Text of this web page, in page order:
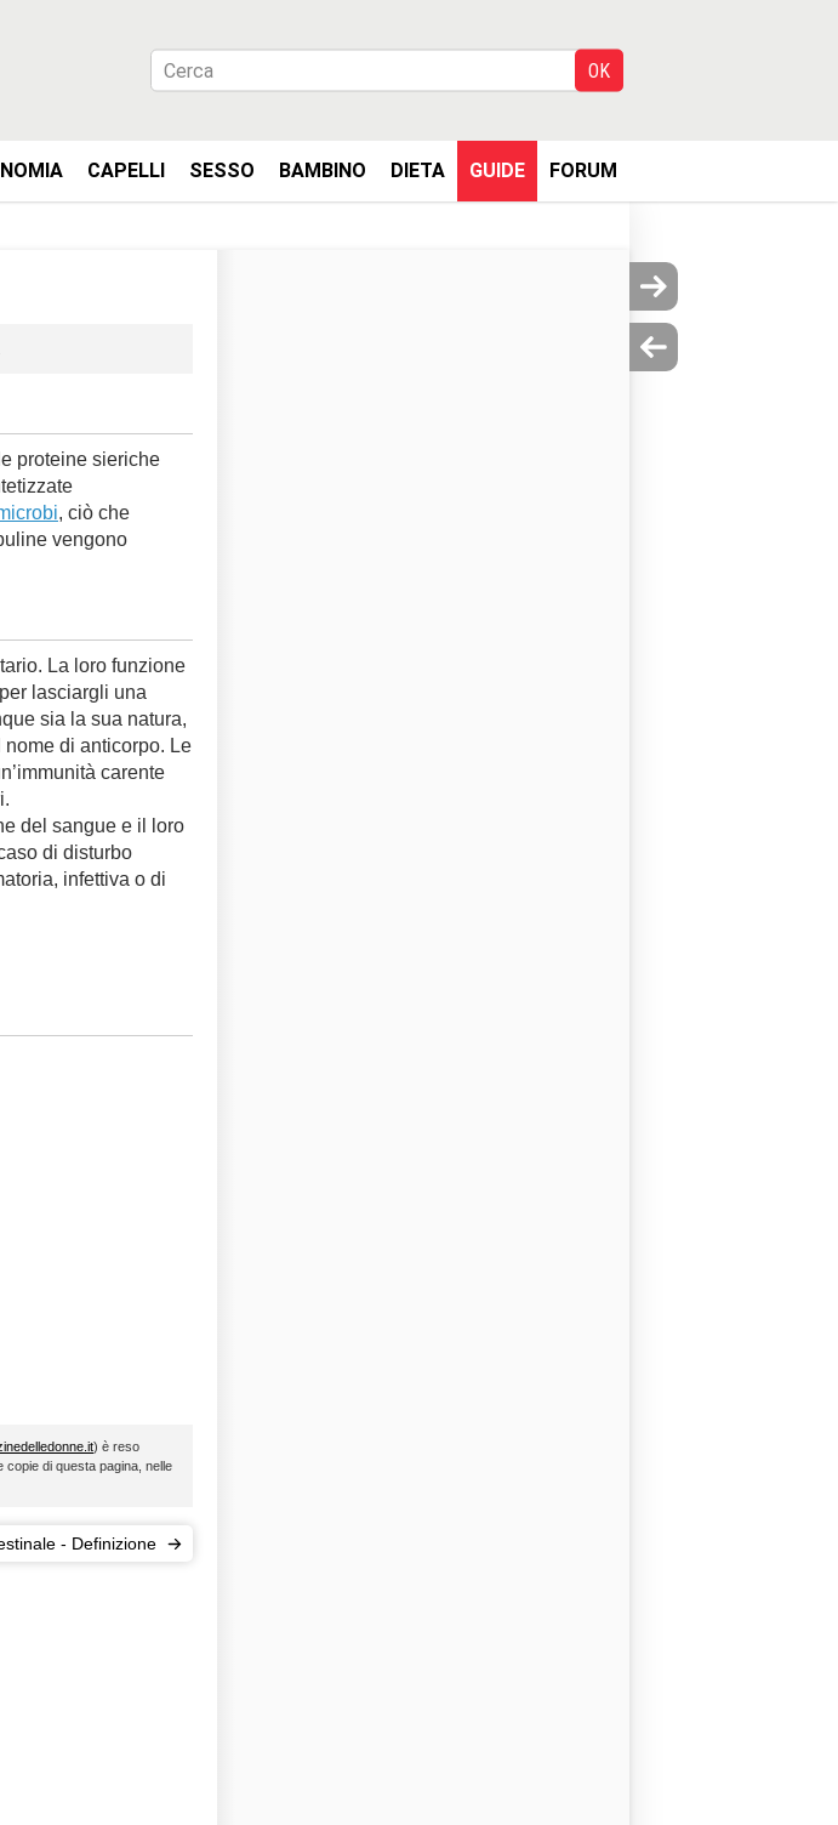
CAPELLI SESSO BAMBINO DIETA GUIDE FORUM
proteine sieriche
, ciò che
vengono
La loro funzione
lasciargli una
sia la sua natura,
di anticorpo. Le
carente
del sangue e il loro
di disturbo
infettiva o di
) è reso
copie di questa pagina, nelle
- Definizione